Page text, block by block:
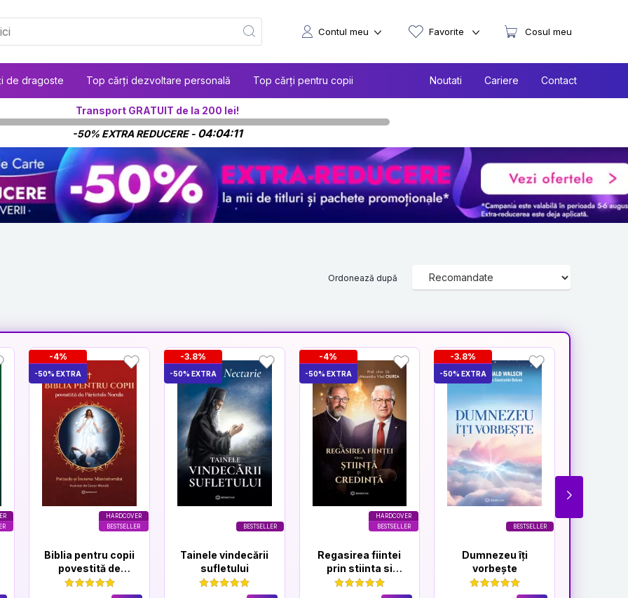
de dragoste Top cărți dezvoltare personală Top cărți pentru copii Noutati Cariere Contact
Contul meu Favorite Cosul meu
Transport GRATUIT de la 200 lei!
-50% EXTRA REDUCERE -04:04:09
Ordonează după
HARDCOVER
BESTSELLER
-4%
-50% EXTRA
Biblia pentru copii
povestită de
Părintele Necula
BESTSELLER
-3.8%
-50% EXTRA
Tainele vindecării
sufletului
HARDCOVER
BESTSELLER
-4%
-50% EXTRA
Regasirea fiintei
prin stiinta si
credinta
BESTSELLER
-3.8%
-50% EXTRA
Dumnezeu îți
vorbește